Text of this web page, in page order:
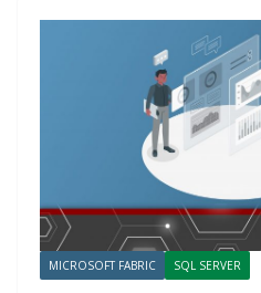
MICROSOFT FABRIC SQL SERVER